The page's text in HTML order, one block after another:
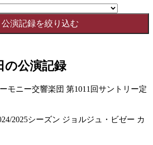
の公演記録
モニー交響楽団 第1011回サントリー定
2025シーズン ジョルジュ・ビゼー カ